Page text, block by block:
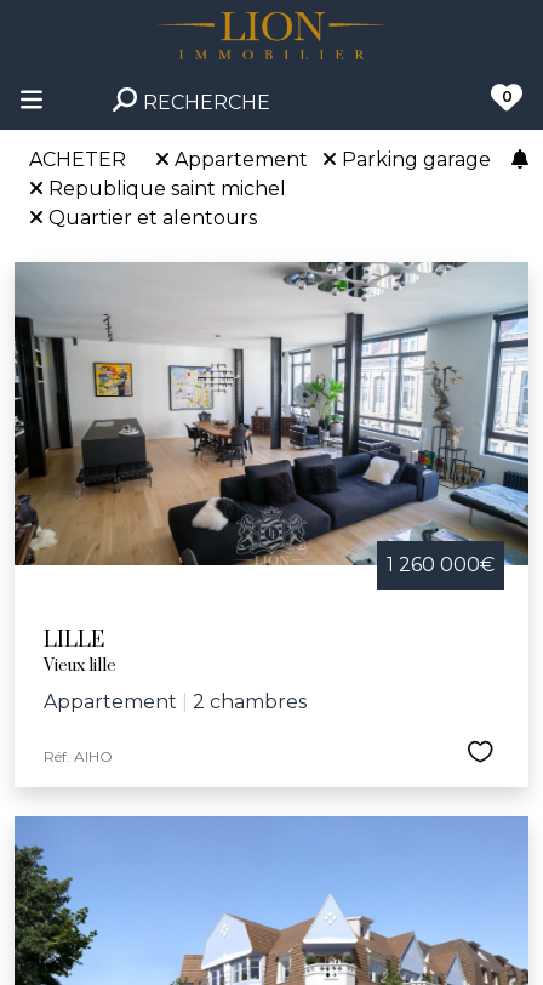
RECHERCHE 0
ACHETER Appartement
Parking garage
Republique saint michel
Quartier et alentours
1 260 000€
LILLE
Vieux lille
Appartement 2 chambres
Réf. AIHO